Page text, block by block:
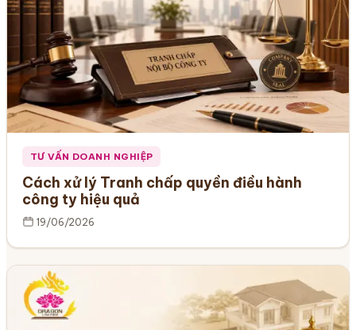
TƯ VẤN DOANH NGHIỆP
Cách xử lý Tranh chấp quyền điều hành
công ty hiệu quả
19/06/2026